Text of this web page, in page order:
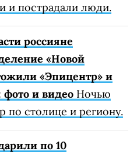
и пострадали люди.
россияне
«Новой
«Эпицентр» и
фото и видео Ночью
по столице и региону.
по 10